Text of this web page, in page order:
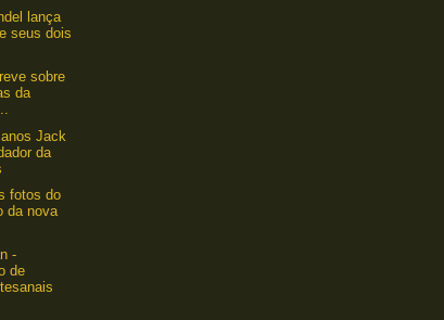
lança
seus dois
sobre
da
Jack
da
fotos do
da nova
-
de